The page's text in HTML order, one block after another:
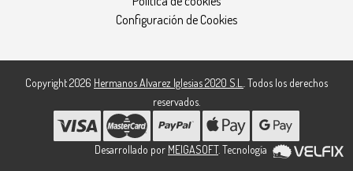
Configuración de Cookies
Copyright 2026 Hermanos Alvarez Iglesias 2020 S.L.. Todos los derechos
reservados.
Desarrollado por MEIGASOFT. Tecnología